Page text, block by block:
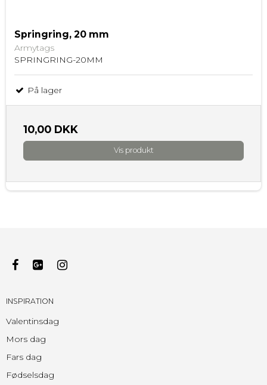
Springring, 20 mm
Armytags
SPRINGRING-20MM
På lager
10,00 DKK
Vis produkt
INSPIRATION
Valentinsdag
Mors dag
Fars dag
Fødselsdag